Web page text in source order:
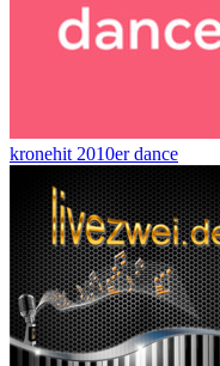
kronehit 2010er dance